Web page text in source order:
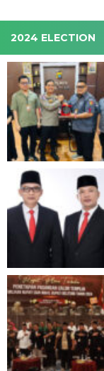
2024 ELECTION